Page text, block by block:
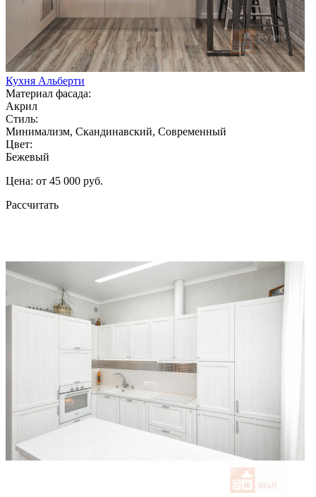
Кухня Альберти
Материал фасада:
Акрил
Стиль:
Минимализм, Скандинавский, Современный
Цвет:
Бежевый
Цена: от 45 000 руб.
Рассчитать